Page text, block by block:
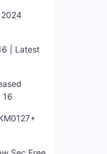
2024
| Latest
16